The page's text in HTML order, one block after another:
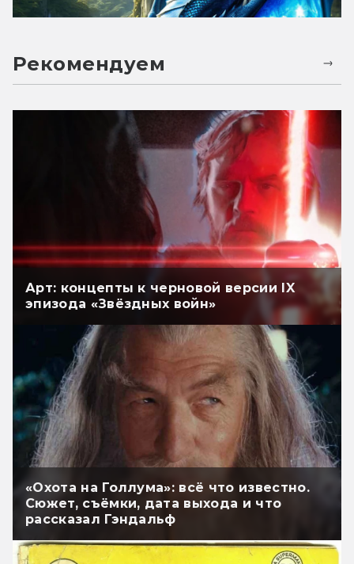
Рекомендуем
Арт: концепты к черновой версии IX
эпизода «Звёздных войн»
«Охота на Голлума»: всё что известно.
Сюжет, съёмки, дата выхода и что
рассказал Гэндальф